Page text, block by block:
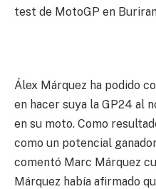
test de MotoGP en
Álex Márquez ha podido
en hacer suya la GP24 al
en su moto. Como
como un potencial
comentó Marc Márquez
Márquez había afirmado